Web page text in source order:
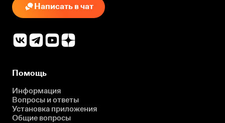
Написать в чат
Помощь
Информация
Вопросы и ответы
Установка приложения
Общие вопросы